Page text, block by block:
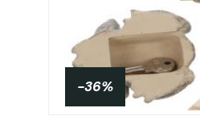
-36%